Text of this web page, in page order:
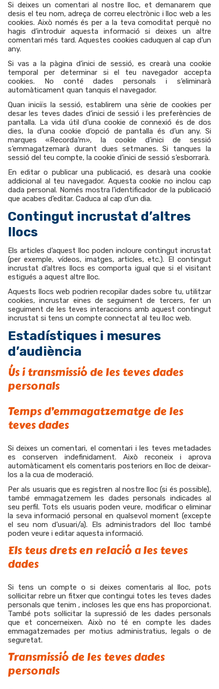
Si deixes un comentari al nostre lloc, et demanarem que
desis el teu nom, adreça de correu electrònic i lloc web a les
cookies. Això només és per a la teva comoditat perquè no
hagis d’introduir aquesta informació si deixes un altre
comentari més tard. Aquestes cookies caduquen al cap d’un
any.
Si vas a la pàgina d’inici de sessió, es crearà una cookie
temporal per determinar si el teu navegador accepta
cookies. No conté dades personals i s’eliminarà
automàticament quan tanquis el navegador.
Quan iniciïs la sessió, establirem una sèrie de cookies per
desar les teves dades d’inici de sessió i les preferències de
pantalla. La vida útil d’una cookie de connexió és de dos
dies, la d’una cookie d’opció de pantalla és d’un any. Si
marques «Recorda’m», la cookie d’inici de sessió
s’emmagatzemarà durant dues setmanes. Si tanques la
sessió del teu compte, la cookie d’inici de sessió s’esborrarà.
En editar o publicar una publicació, es desarà una cookie
addicional al teu navegador. Aquesta cookie no inclou cap
dada personal. Només mostra l’identificador de la publicació
que acabes d’editar. Caduca al cap d’un dia.
Contingut incrustat d’altres
llocs
Els articles d’aquest lloc poden incloure contingut incrustat
(per exemple, vídeos, imatges, articles, etc.). El contingut
incrustat d’altres llocs es comporta igual que si el visitant
estigués a aquest altre lloc.
Aquests llocs web podrien recopilar dades sobre tu, utilitzar
cookies, incrustar eines de seguiment de tercers, fer un
seguiment de les teves interaccions amb aquest contingut
incrustat si tens un compte connectat al teu lloc web.
Estadístiques i mesures
d’audiència
Ús i transmissió de les teves dades
personals
Temps d’emmagatzematge de les
teves dades
Si deixes un comentari, el comentari i les teves metadades
es conserven indefinidament. Això reconeix i aprova
automàticament els comentaris posteriors en lloc de deixar-
los a la cua de moderació.
Per als usuaris que es registren al nostre lloc (si és possible),
també emmagatzemem les dades personals indicades al
seu perfil. Tots els usuaris poden veure, modificar o eliminar
la seva informació personal en qualsevol moment (excepte
el seu nom d’usuari/a). Els administradors del lloc també
poden veure i editar aquesta informació.
Els teus drets en relació a les teves
dades
Si tens un compte o si deixes comentaris al lloc, pots
sol·licitar rebre un fitxer que contingui totes les teves dades
personals que tenim , incloses les que ens has proporcionat.
També pots sol·licitar la supressió de les dades personals
que et concerneixen. Això no té en compte les dades
emmagatzemades per motius administratius, legals o de
seguretat.
Transmissió de les teves dades
personals